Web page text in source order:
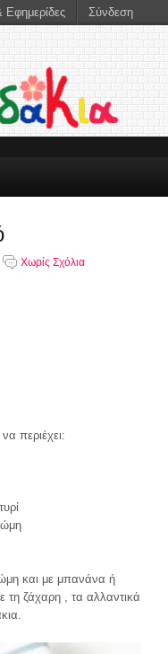
Χωρίς Σχόλια
περιέχει:
και με μπανάνα ή
τη ζάχαρη , τα αλλαντικά
Εφημερίδες Σύνδεση